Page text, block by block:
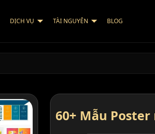
DỊCH VỤ TÀI NGUYÊN BLOG
60+ Mẫu